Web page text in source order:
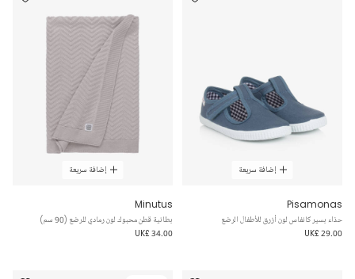
إضافة سريعة
Pisamonas
حذاء بسير كانفاس لون أزرق للأطفال الرضع
UK£ 29.00
إضافة سريعة
Minutus
بطانية قطن محبوك لون رمادي للرضع (90 سم)
UK£ 34.00